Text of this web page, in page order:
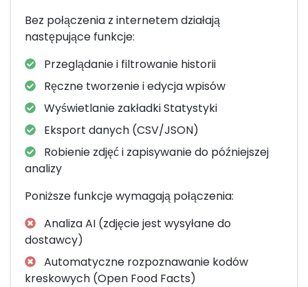
Bez połączenia z internetem działają
następujące funkcje:
Przeglądanie i filtrowanie historii
Ręczne tworzenie i edycja wpisów
Wyświetlanie zakładki Statystyki
Eksport danych (CSV/JSON)
Robienie zdjęć i zapisywanie do późniejszej
analizy
Poniższe funkcje wymagają połączenia:
Analiza AI (zdjęcie jest wysyłane do
dostawcy)
Automatyczne rozpoznawanie kodów
kreskowych (Open Food Facts)